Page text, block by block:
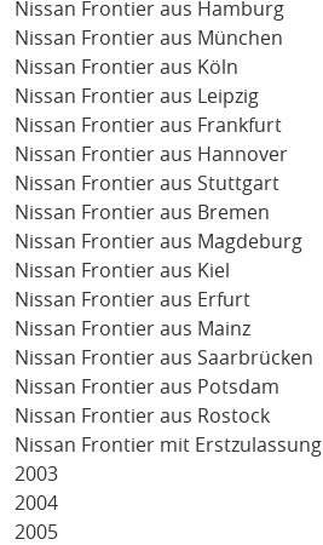
Nissan Frontier aus Hamburg
Nissan Frontier aus München
Nissan Frontier aus Köln
Nissan Frontier aus Leipzig
Nissan Frontier aus Frankfurt
Nissan Frontier aus Hannover
Nissan Frontier aus Stuttgart
Nissan Frontier aus Bremen
Nissan Frontier aus Magdeburg
Nissan Frontier aus Kiel
Nissan Frontier aus Erfurt
Nissan Frontier aus Mainz
Nissan Frontier aus Saarbrücken
Nissan Frontier aus Potsdam
Nissan Frontier aus Rostock
Nissan Frontier mit Erstzulassung
2003
2004
2005